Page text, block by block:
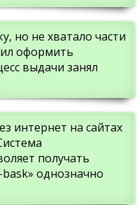
но не хватало части
оформить
выдачи занял
интернет на сайтах
получать
однозначно